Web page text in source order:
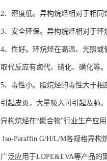
2、密度低。异构烷烃相对于相同
3、安全环保。异构烷烃相对于环
4、性好。环烷烃在高温、光照
取代反应有卤代、硝化、磺化等。
5、毒性小。脂烷烃的毒性大于相
引起皮炎，大量吸入可引起及肺。
异构烷烃在“聚合物”行业生产应用
Iso-Paraffin G/H/L/M各规格异构
广泛应用于LDPE&EVA等产品的